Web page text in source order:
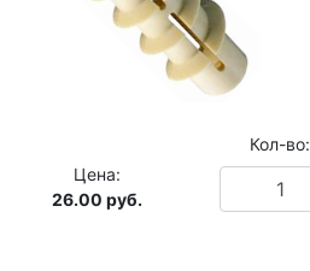
Цена:
26.00 руб.
Кол-во: